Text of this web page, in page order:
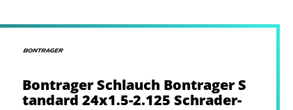
Bontrager Schlauch Bontrager S
tandard 24x1.5-2.125 Schrader-